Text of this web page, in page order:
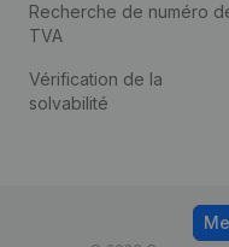
Recherche de numéro
TVA
Vérification de la
solvabilité